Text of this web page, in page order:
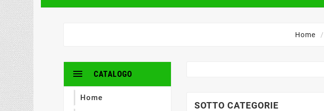
Home
CATALOGO

Home
SOTTO CATEGORIE